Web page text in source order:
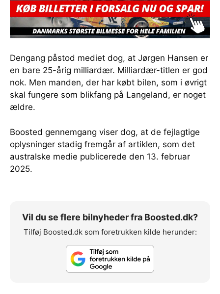
Dengang påstod mediet dog, at Jørgen Hansen er
en bare 25-årig milliardær. Milliardær-titlen er god
nok. Men manden, der har købt bilen, som i øvrigt
skal fungere som blikfang på Langeland, er noget
ældre.
Boosted gennemgang viser dog, at de fejlagtige
oplysninger stadig fremgår af artiklen, som det
australske medie publicerede den 13. februar
2025.
Vil du se flere bilnyheder fra Boosted.dk?
Tilføj Boosted.dk som foretrukken kilde herunder: